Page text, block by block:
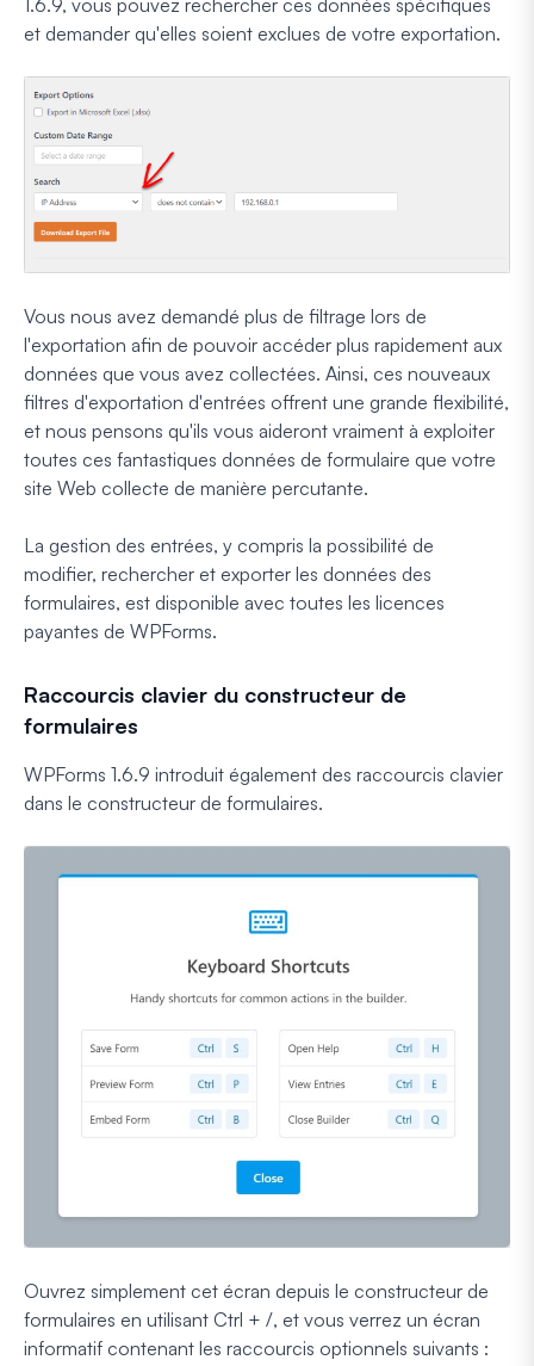
et demander qu'elles soient exclues de votre exportation.
Vous nous avez demandé plus de filtrage lors de
l'exportation afin de pouvoir accéder plus rapidement aux
données que vous avez collectées. Ainsi, ces nouveaux
filtres d'exportation d'entrées offrent une grande flexibilité,
et nous pensons qu'ils vous aideront vraiment à exploiter
toutes ces fantastiques données de formulaire que votre
site Web collecte de manière percutante.
La gestion des entrées, y compris la possibilité de
modifier, rechercher et exporter les données des
formulaires, est disponible avec toutes les licences
payantes de WPForms.
Raccourcis clavier du constructeur de
formulaires
WPForms 1.6.9 introduit également des raccourcis clavier
dans le constructeur de formulaires.
Ouvrez simplement cet écran depuis le constructeur de
formulaires en utilisant Ctrl + /, et vous verrez un écran
informatif contenant les raccourcis optionnels suivants :